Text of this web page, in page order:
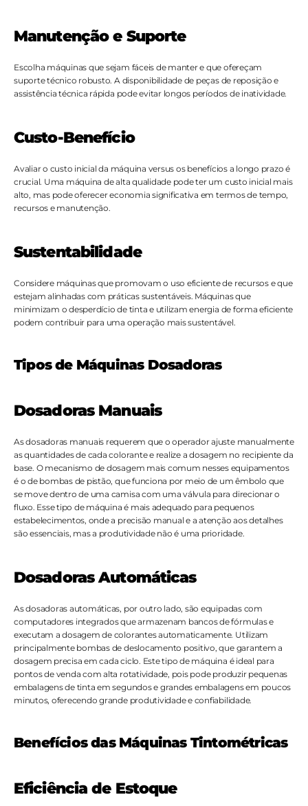
Manutenção e Suporte
Escolha máquinas que sejam fáceis de manter e que ofereçam
suporte técnico robusto. A disponibilidade de peças de reposição e
assistência técnica rápida pode evitar longos períodos de inatividade.
Custo-Benefício
Avaliar o custo inicial da máquina versus os benefícios a longo prazo é
crucial. Uma máquina de alta qualidade pode ter um custo inicial mais
alto, mas pode oferecer economia significativa em termos de tempo,
recursos e manutenção.
Sustentabilidade
Considere máquinas que promovam o uso eficiente de recursos e que
estejam alinhadas com práticas sustentáveis. Máquinas que
minimizam o desperdício de tinta e utilizam energia de forma eficiente
podem contribuir para uma operação mais sustentável.
Tipos de Máquinas Dosadoras
Dosadoras Manuais
As dosadoras manuais requerem que o operador ajuste manualmente
as quantidades de cada colorante e realize a dosagem no recipiente da
base. O mecanismo de dosagem mais comum nesses equipamentos
é o de bombas de pistão, que funciona por meio de um êmbolo que
se move dentro de uma camisa com uma válvula para direcionar o
fluxo. Esse tipo de máquina é mais adequado para pequenos
estabelecimentos, onde a precisão manual e a atenção aos detalhes
são essenciais, mas a produtividade não é uma prioridade.
Dosadoras Automáticas
As dosadoras automáticas, por outro lado, são equipadas com
computadores integrados que armazenam bancos de fórmulas e
executam a dosagem de colorantes automaticamente. Utilizam
principalmente bombas de deslocamento positivo, que garantem a
dosagem precisa em cada ciclo. Este tipo de máquina é ideal para
pontos de venda com alta rotatividade, pois pode produzir pequenas
embalagens de tinta em segundos e grandes embalagens em poucos
minutos, oferecendo grande produtividade e confiabilidade.
Benefícios das Máquinas Tintométricas
Eficiência de Estoque